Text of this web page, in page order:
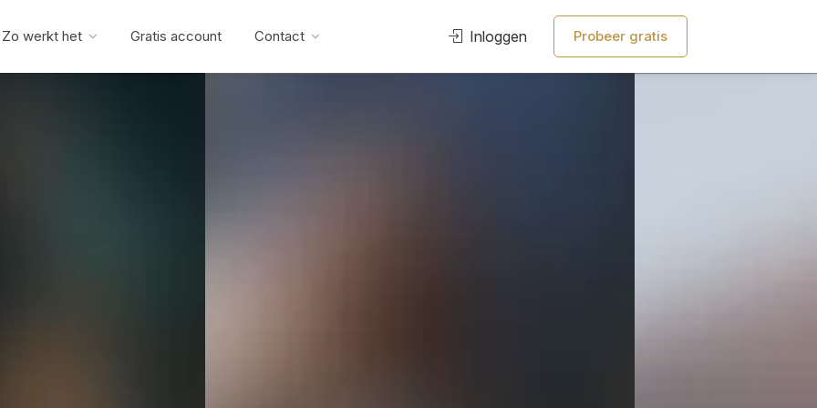
Zo werkt het Gratis account Contact Inloggen Probeer gratis